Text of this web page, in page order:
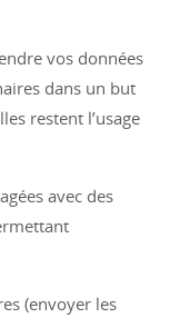
vos données
dans un but
restent l’usage
avec des
(envoyer les